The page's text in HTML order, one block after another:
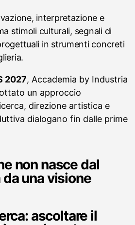
interpretazione e
stimoli culturali, segnali di
in strumenti concreti
2027, Accademia by Industria
un approccio
direzione artistica e
dialogano fin dalle prime
non nasce dal
una visione
ascoltare il